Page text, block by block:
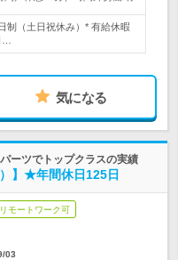
制（土日祝休み）* 有給休暇
気になる
ーツでトップクラスの実績
】★年間休日125日
リモートワーク可
03